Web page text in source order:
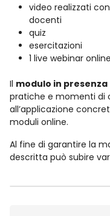
video realizzati
docenti
quiz
esercitazioni
1 live webinar
Il modulo in presenza
pratiche e momenti di
all’applicazione
moduli online.
Al fine di garantire la
descritta può subire